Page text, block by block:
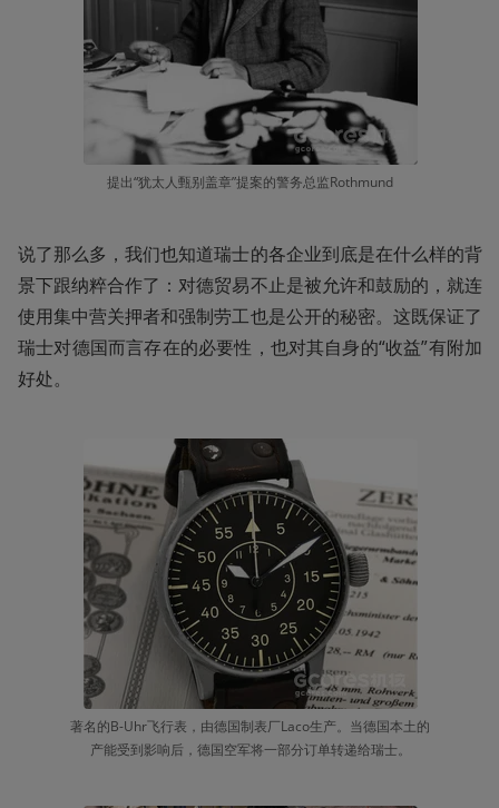
提出“犹太人甄别盖章”提案的警务总监Rothmund
说了那么多，我们也知道瑞士的各企业到底是在什么样的背
景下跟纳粹合作了：对德贸易不止是被允许和鼓励的，就连
使用集中营关押者和强制劳工也是公开的秘密。这既保证了
瑞士对德国而言存在的必要性，也对其自身的“收益”有附加
好处。
著名的B-Uhr飞行表，由德国制表厂Laco生产。当德国本土的
产能受到影响后，德国空军将一部分订单转递给瑞士。